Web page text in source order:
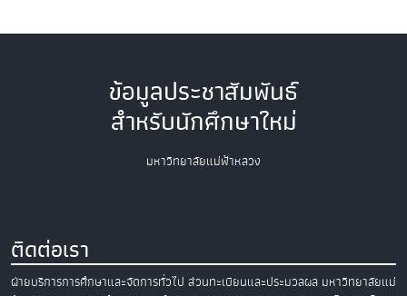
ข้อมูลประชาสัมพันธ์
สำหรับนักศึกษาใหม่
มหาวิทยาลัยแม่ฟ้าหลวง
ติดต่อเรา
ฝ่ายบริการการศึกษาและจัดการทั่วไป ส่วนทะเบียนและประมวลผล มหาวิทยาลัยแม่